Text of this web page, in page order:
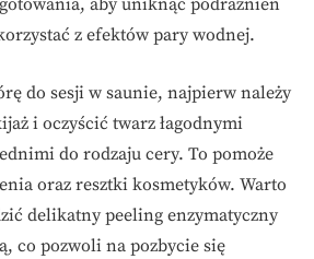
aby uniknąć podrażnień
z efektów pary wodnej.
do sesji w saunie, najpierw należy
i oczyścić twarz łagodnymi
do rodzaju cery. To pomoże
oraz resztki kosmetyków. Warto
delikatny peeling enzymatyczny
co pozwoli na pozbycie się